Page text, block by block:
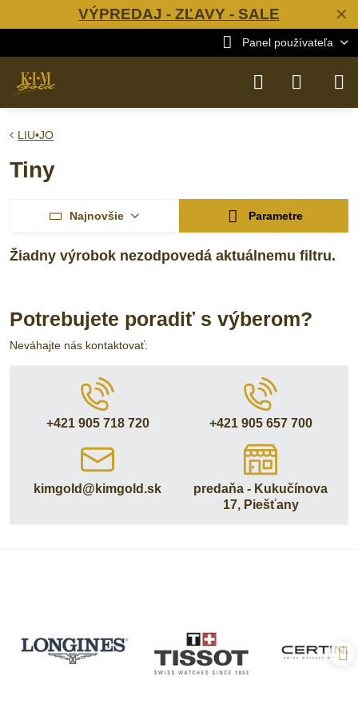
✕
VÝPREDAJ - ZĽAVY - SALE
Panel používateľa
LIU•JO
Tiny
Najnovšie Parametre
Potrebujete poradiť s výberom?
Neváhajte nás kontaktovať:
+421 905 718 720 +421 905 657 700
kimgold​@kimgold​.sk
predaňa - Kukučínova
17, Piešťany